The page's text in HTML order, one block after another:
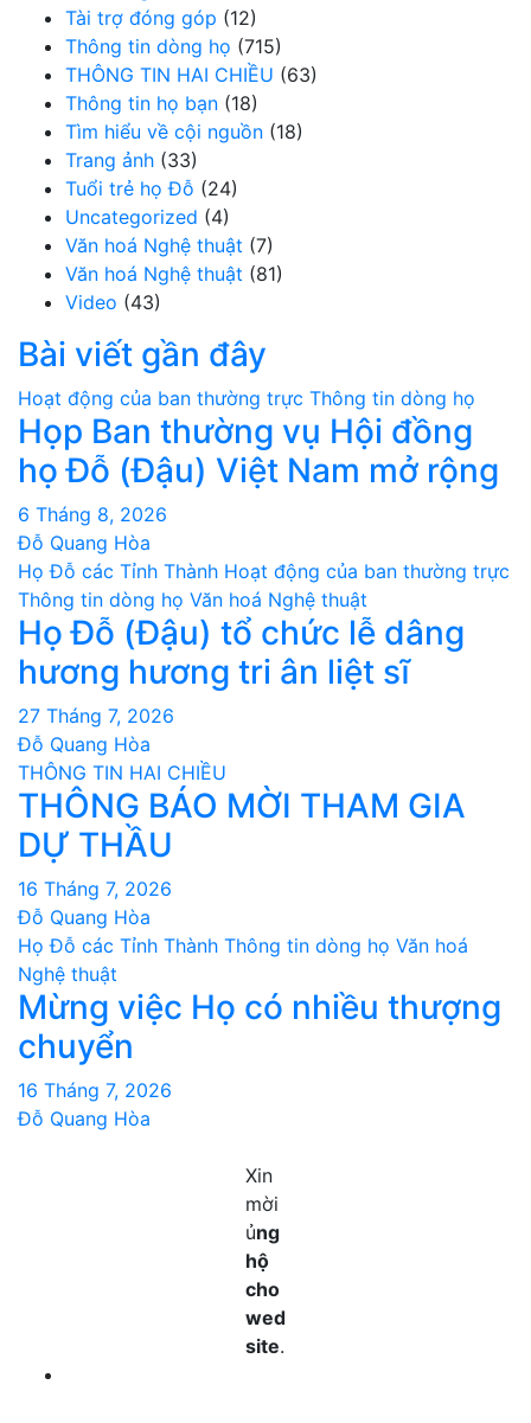
Tài trợ đóng góp (12)
Thông tin dòng họ (715)
THÔNG TIN HAI CHIỀU (63)
Thông tin họ bạn (18)
Tìm hiểu về cội nguồn (18)
Trang ảnh (33)
Tuổi trẻ họ Đỗ (24)
Uncategorized (4)
Văn hoá Nghệ thuật (7)
Văn hoá Nghệ thuật (81)
Video (43)
Bài viết gần đây
Hoạt động của ban thường trực Thông tin dòng họ
Họp Ban thường vụ Hội đồng
họ Đỗ (Đậu) Việt Nam mở rộng
6 Tháng 8, 2026
Đỗ Quang Hòa
Họ Đỗ các Tỉnh Thành Hoạt động của ban thường trực
Thông tin dòng họ Văn hoá Nghệ thuật
Họ Đỗ (Đậu) tổ chức lễ dâng
hương hương tri ân liệt sĩ
27 Tháng 7, 2026
Đỗ Quang Hòa
THÔNG TIN HAI CHIỀU
THÔNG BÁO MỜI THAM GIA
DỰ THẦU
16 Tháng 7, 2026
Đỗ Quang Hòa
Họ Đỗ các Tỉnh Thành Thông tin dòng họ Văn hoá
Nghệ thuật
Mừng việc Họ có nhiều thượng
chuyển
16 Tháng 7, 2026
Đỗ Quang Hòa
Xin
mời
ủng
hộ
cho
wed
site.